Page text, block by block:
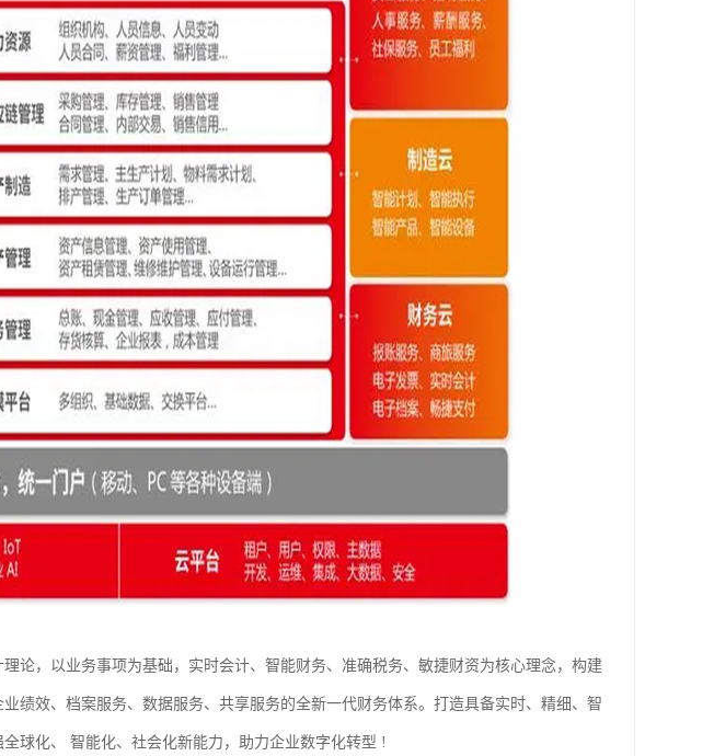
论，以业务事项为基础，实时会计、智能财务、准确税务、敏捷财资为核心理念，构建
绩效、档案服务、数据服务、共享服务的全新一代财务体系。打造具备实时、精细、智
球化、 智能化、社会化新能力，助力企业数字化转型 !